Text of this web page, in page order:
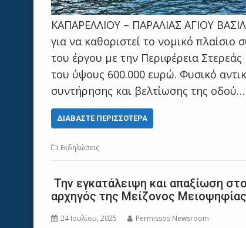
ΚΑΠΑΡΕΛΛΙΟΥ – ΠΑΡΑΛΙΑΣ ΑΓΙΟΥ
για να καθοριστεί το νομικό
του έργου με την Περιφέρεια
του ύψους 600.000 ευρώ. Φυσικό
συντήρησης και βελτίωσης της οδού…
ΔΙΑΒΆΣΤΕ ΠΕΡΙΣΣΌΤΕΡΑ
Εκδηλώσεις
Την εγκατάλειψη και απαξίωση
αρχηγός της Μείζονος
24 Ιουλίου, 2025 Permissos Newsroom